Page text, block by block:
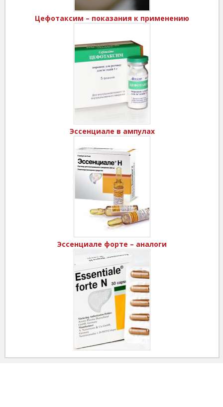
Цефотаксим – показания к применению
Эссенциале в ампулах
Эссенциале форте – аналоги